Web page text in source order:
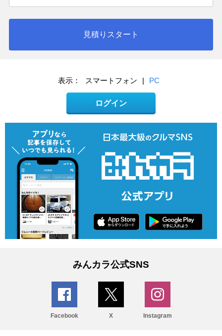
見積りスタート
表示： スマートフォン | PC
ログイン
みんカラ公式SNS
Facebook X Instagram